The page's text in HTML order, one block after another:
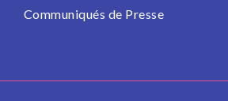
Communiqués de Presse